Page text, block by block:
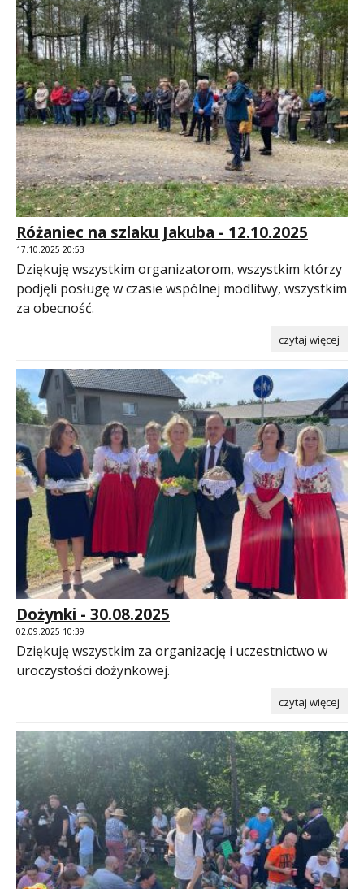
Różaniec na szlaku Jakuba - 12.10.2025
17.10.2025 20:53
Dziękuję wszystkim organizatorom, wszystkim którzy
podjęli posługę w czasie wspólnej modlitwy, wszystkim
za obecność.
czytaj więcej
Dożynki - 30.08.2025
02.09.2025 10:39
Dziękuję wszystkim za organizację i uczestnictwo w
uroczystości dożynkowej.
czytaj więcej